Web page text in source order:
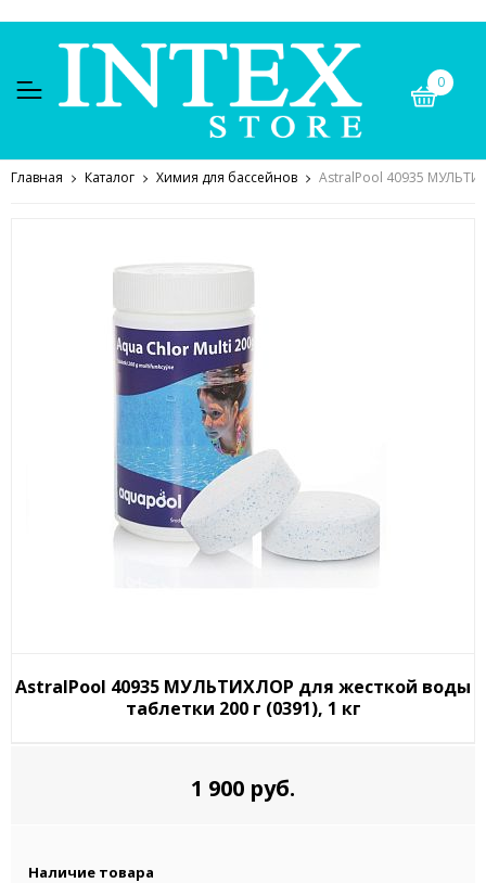
0
Главная Каталог Химия для бассейнов AstralPool 40935
AstralPool 40935 МУЛЬТИХЛОР для жесткой воды
таблетки 200 г (0391), 1 кг
1 900 руб.
Наличие товара